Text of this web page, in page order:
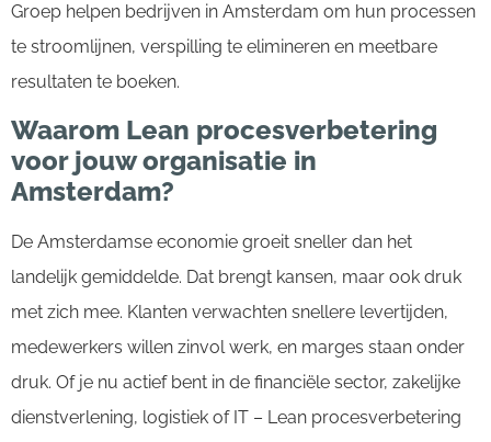
Groep helpen bedrijven in Amsterdam om hun processen
te stroomlijnen, verspilling te elimineren en meetbare
resultaten te boeken.
Waarom Lean procesverbetering
voor jouw organisatie in
Amsterdam?
De Amsterdamse economie groeit sneller dan het
landelijk gemiddelde. Dat brengt kansen, maar ook druk
met zich mee. Klanten verwachten snellere levertijden,
medewerkers willen zinvol werk, en marges staan onder
druk. Of je nu actief bent in de financiële sector, zakelijke
dienstverlening, logistiek of IT – Lean procesverbetering